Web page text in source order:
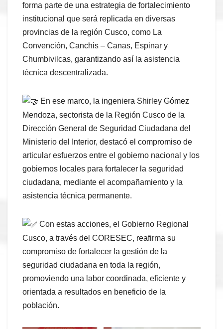
forma parte de una estrategia de fortalecimiento
institucional que será replicada en diversas
provincias de la región Cusco, como La
Convención, Canchis – Canas, Espinar y
Chumbivilcas, garantizando así la asistencia
técnica descentralizada.
En ese marco, la ingeniera Shirley Gómez
Mendoza, sectorista de la Región Cusco de la
Dirección General de Seguridad Ciudadana del
Ministerio del Interior, destacó el compromiso de
articular esfuerzos entre el gobierno nacional y los
gobiernos locales para fortalecer la seguridad
ciudadana, mediante el acompañamiento y la
asistencia técnica permanente.
Con estas acciones, el Gobierno Regional
Cusco, a través del CORESEC, reafirma su
compromiso de fortalecer la gestión de la
seguridad ciudadana en toda la región,
promoviendo una labor coordinada, eficiente y
orientada a resultados en beneficio de la
población.